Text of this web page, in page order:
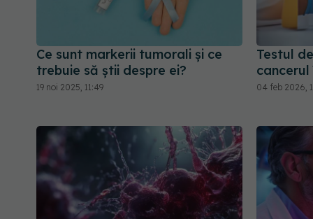
Ce sunt markerii tumorali și ce
trebuie să știi despre ei?
19 noi 2025, 11:49
Testul
04 feb 2026,